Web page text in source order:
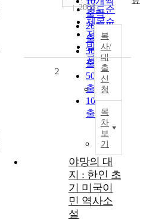
연도순
제목순
저자순
발행기
관순
출력
20개씩
출력
30개씩
출력
50개씩
출력
100개씩
출력
2006
복
사/
대
출
신
청
목
차
보
기
2
야망의 대
지 : 한인 초
기 미국이
민 역사소
설